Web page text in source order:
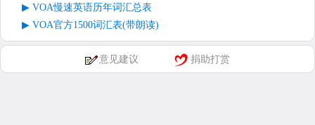
VOA慢速英语历年词汇总表
VOA官方1500词汇表(带朗读)
意见建议 捐助打赏